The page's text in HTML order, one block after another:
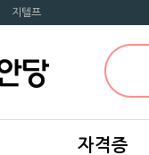
지텔프
자격증